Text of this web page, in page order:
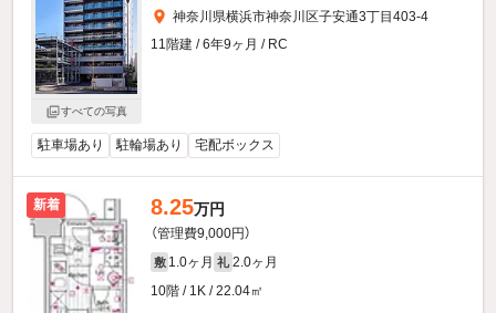
すべての写真
神奈川県横浜市神奈川区子安通3丁目403-4
11階建 / 6年9ヶ月 / RC
駐車場あり 駐輪場あり 宅配ボックス
新着 8.25万円
（管理費9,000円）
敷 1.0ヶ月 礼 2.0ヶ月
10階 / 1K / 22.04㎡